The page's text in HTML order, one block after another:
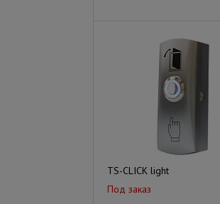
TS-CLICK light
Под заказ